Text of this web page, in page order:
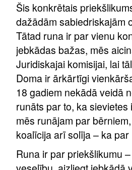
Šis konkrētais
dažādām sabiedriskajām
Tātad runa ir par vienu
jebkādas bažas, mēs
Juridiskajai komisijai, lai
Doma ir ārkārtīgi
18 gadiem nekādā veidā
runāts par to, ka
mēs runājam par
koalīcija arī solīja – ka
Runa ir par priekšlikumu